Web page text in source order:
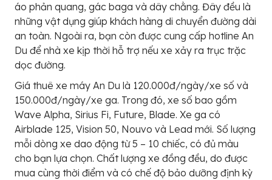
áo phản quang, gác baga và dây chằng. Đây đều là
những vật dụng giúp khách hàng di chuyển đường dài
an toàn. Ngoài ra, bạn còn được cung cấp hotline An
Du để nhà xe kịp thời hỗ trợ nếu xe xảy ra trục trặc
dọc đường.
Giá thuê xe máy An Du là 120.000đ/ngày/xe số và
150.000đ/ngày/xe ga. Trong đó, xe số bao gồm
Wave Alpha, Sirius Fi, Future, Blade. Xe ga có
Airblade 125, Vision 50, Nouvo và Lead mới. Số lượng
mỗi dòng xe dao động từ 5 – 10 chiếc, có đủ màu
cho bạn lựa chọn. Chất lượng xe đồng đều, do được
mua cùng thời điểm và có chế độ bảo dưỡng định kỳ